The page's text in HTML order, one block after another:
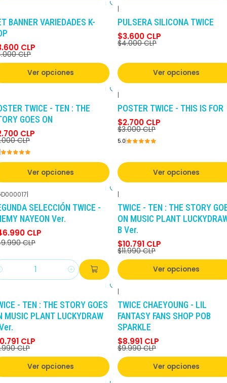
BANNER VARIEDADES K-
CLP
CLP
Ver opciones
|
PULSERA SILICONA TWICE
$3.600 CLP
$4.000 CLP
Ver opciones
TWICE - TEN : THE
GOES ON
CLP
CLP
Ver opciones
|
POSTER TWICE - THIS IS FOR
$2.700 CLP
$3.000 CLP
5.0
Ver opciones
DCTO
|
SELECCIÓN TWICE -
NAYEON Ver.
CLP
CLP
|
TWICE - TEN : THE STORY
ON MUSIC PLANT
B Ver.
$10.791 CLP
$11.990 CLP
Ver opciones
- TEN : THE STORY GOES
MUSIC PLANT LUCKYDRAW
CLP
CLP
Ver opciones
|
TWICE CHAEYOUNG - LIL
FANTASY FANS SHOP POB
SPARKLE
$8.991 CLP
$9.990 CLP
Ver opciones